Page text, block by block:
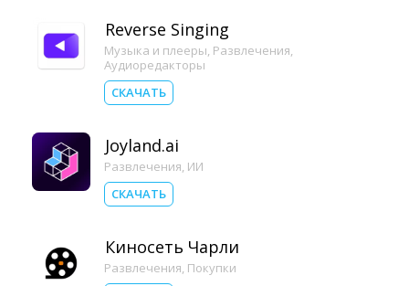
Reverse Singing
Музыка и плееры, Развлечения,
Аудиоредакторы
СКАЧАТЬ
Joyland.ai
Развлечения, ИИ
СКАЧАТЬ
Киносеть Чарли
Развлечения, Покупки